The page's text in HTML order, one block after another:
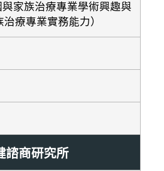
與家族治療專業學術興趣與
療專業實務能力）
諮商研究所